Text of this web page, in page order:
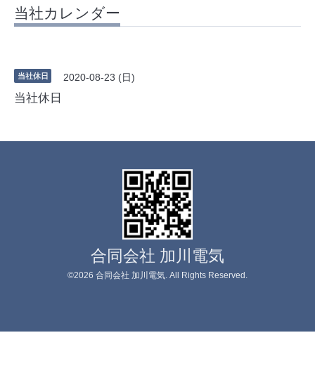
当社カレンダー
当社休日 2020-08-23 (日)
当社休日
合同会社 加川電気
©2026 合同会社 加川電気 . All Rights Reserved.